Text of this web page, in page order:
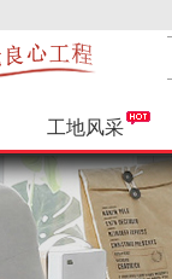
公司招聘
工地风采
VR样板间 透